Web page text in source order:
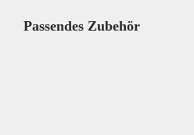
Passendes Zubehör